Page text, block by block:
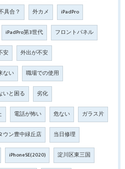
具合？ 外カメ iPadPro
iPadPro第3世代 フロントパネル
安 外出が不安
ない 職場での使用
いと困る 劣化
電話が怖い 危ない ガラス片
ウン豊中緑丘店 当日修理
iPhoneSE(2020) 淀川区東三国